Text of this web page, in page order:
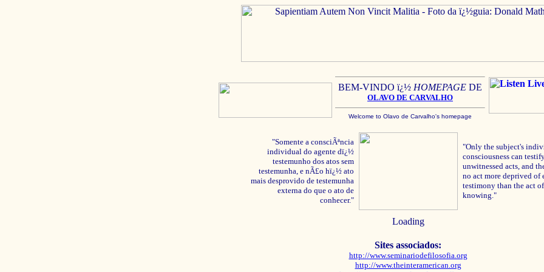
BEM-VINDO ï¿½ HOMEPAGE DE
OLAVO DE CARVALHO
Welcome to Olavo de Carvalho's homepage
"Somente a consciÃªncia
individual do agente dï¿½
testemunho dos atos sem
testemunha, e nÃ£o hï¿½ ato
mais desprovido de testemunha
externa do que o ato de
conhecer."
"Only the subject's
consciousness can
unwitnessed acts, and
no act more deprived of
testimony than the act of
knowing."
Loading
Sites associados:
http://www.seminariodefilosofia.org
http://www.theinteramerican.org